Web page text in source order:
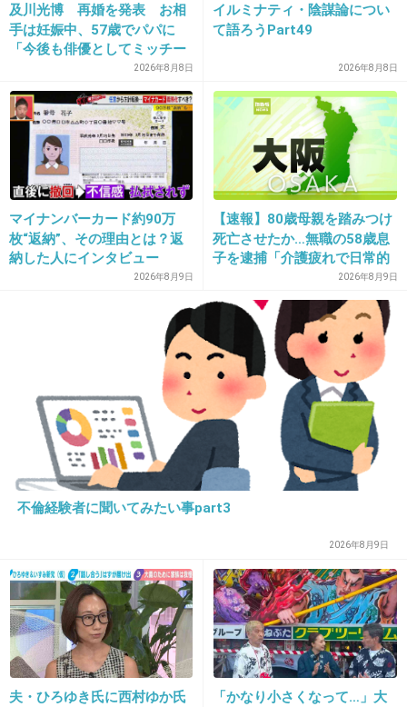
『毎日飲んでます〜♪』
+1095
21. 匿名2015/02/22(日) 21:49:18
SK2は使ってそう。
kateとかチープコスメは使ってないよね。
-16
+538 -7
23. 匿名2015/02/22(日) 21:49:25
だいたいほとんどの人がそうではないでしょう
か？
洗剤くらいは一緒かな？
+553 -18
24. 匿名 2015/02/22(日) 21:49:36
及川光博 再婚を発表 お相
手は妊娠中、57歳でパパに
「今後も俳優としてミッチー
2026年8月8日
イルミナティ・陰謀論につい
て語ろうPart49
2026年8月8日
マイナンバーカード約90万
枚“返納”、その理由とは？返
納した人にインタビュー
2026年8月9日
【速報】80歳母親を踏みつけ
死亡させたか…無職の58歳息
子を逮捕「介護疲れで日常的
に暴行」肋骨８本折れ体には
多数の痕 大阪・岬町
2026年8月9日
不倫経験者に聞いてみたい事part3
2026年8月9日
夫・ひろゆき氏に西村ゆか氏
「かなり小さくなって…」大